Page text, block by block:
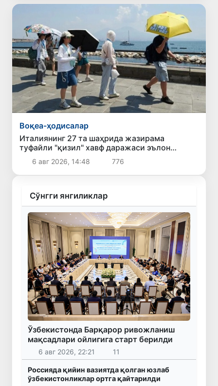
Воқеа-ҳодисалар
Италиянинг 27 та шаҳрида жазирама
туфайли "қизил" хавф даражаси эълон
қилинди
6 авг 2026, 14:48 776
Сўнгги янгиликлар
Ўзбекистонда Барқарор ривожланиш
мақсадлари ойлигига старт берилди
6 авг 2026, 22:21 11
Россияда қийин вазиятда қолган юзлаб
ўзбекистонликлар ортга қайтарилди